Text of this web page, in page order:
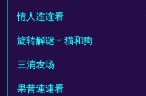
情人连连看
旋转解谜 - 猫和狗
三消农场
果昔連連看